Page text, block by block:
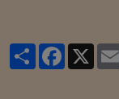
PartagerFacebook